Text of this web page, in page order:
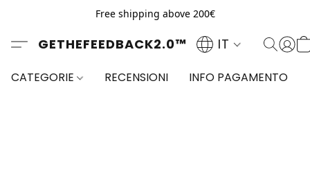
Free shipping above 200€
GETHEFEEDBACK2.0™ IT
CATEGORIE RECENSIONI INFO PAGAMENTO